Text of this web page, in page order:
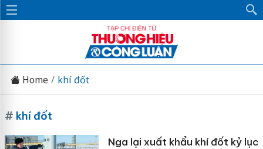
Home khí đốt
# khí đốt
Nga lại xuất khẩu khí đốt kỷ lục